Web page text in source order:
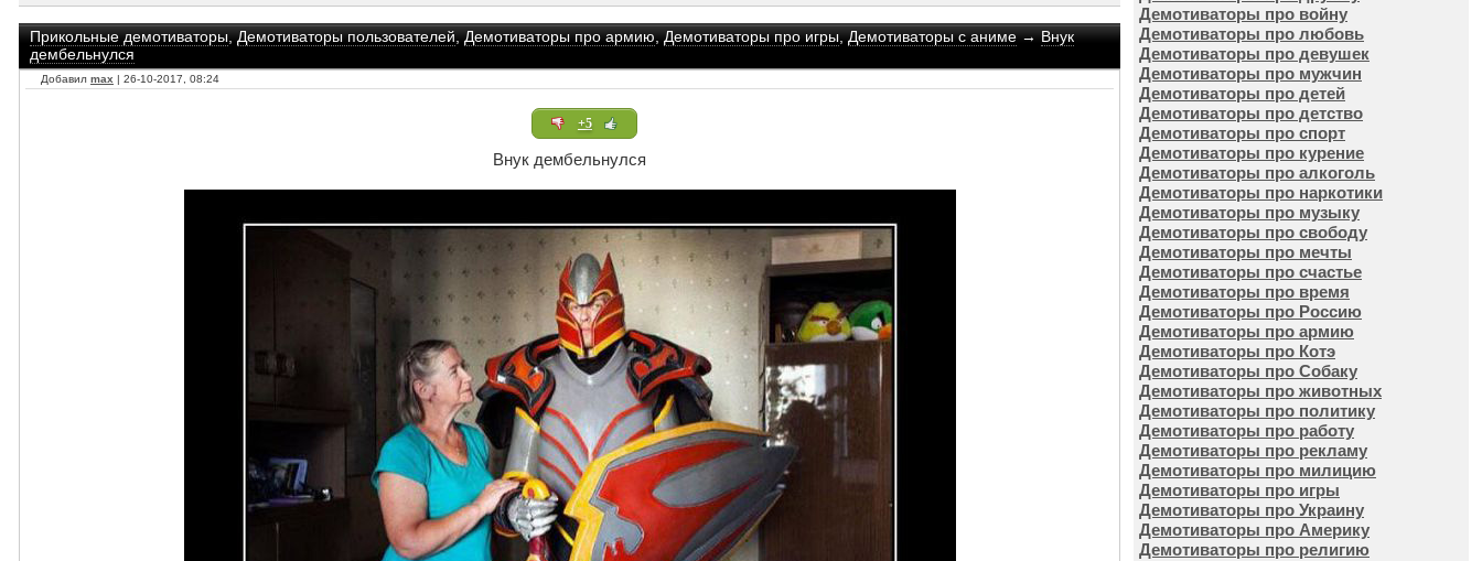
Прикольные демотиваторы,Демотиваторы пользователей,Демотиваторы про армию,Демотиваторы про игры,Демотиваторы с аниме→Внук
дембельнулся
Добавил max | 26-10-2017, 08:24
+5
Внук дембельнулся
Демотиваторы про войну
Демотиваторы про любовь
Демотиваторы про девушек
Демотиваторы про мужчин
Демотиваторы про детей
Демотиваторы про детство
Демотиваторы про спорт
Демотиваторы про курение
Демотиваторы про алкоголь
Демотиваторы про наркотики
Демотиваторы про музыку
Демотиваторы про свободу
Демотиваторы про мечты
Демотиваторы про счастье
Демотиваторы про время
Демотиваторы про Россию
Демотиваторы про армию
Демотиваторы про Котэ
Демотиваторы про Собаку
Демотиваторы про животных
Демотиваторы про политику
Демотиваторы про работу
Демотиваторы про рекламу
Демотиваторы про милицию
Демотиваторы про игры
Демотиваторы про Украину
Демотиваторы про Америку
Демотиваторы про религию